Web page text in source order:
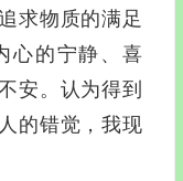
求物质的满足
心的宁静、喜
安。认为得到
的错觉，我现